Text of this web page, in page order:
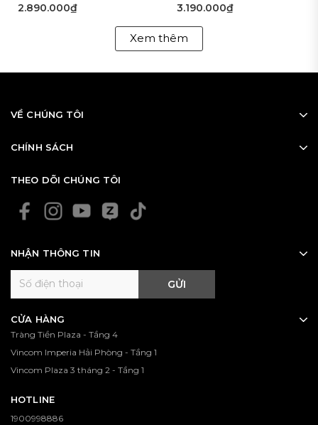
GREEN
2.890.000₫
3.190.000₫
Xem thêm
VỀ CHÚNG TÔI
CHÍNH SÁCH
THEO DÕI CHÚNG TÔI
NHẬN THÔNG TIN
GỬI
CỬA HÀNG
Tràng Tiền Plaza - Tầng 4
Vincom Imperia Hải Phòng - Tầng 1
Vincom Plaza 3 tháng 2 - Tầng 1
HOTLINE
1900998886